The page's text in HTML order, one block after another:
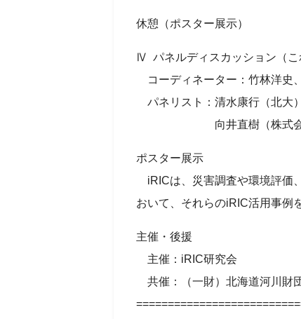
休憩（ポスター展示）
Ⅳ パネルディスカッション（こ
コーディネーター：竹林洋史
パネリスト：清水康行（北大
向井直樹（株式会社ド
ポスター展示
iRICは、災害調査や環境評価
おいて、それらのiRIC活用事例
主催・後援
主催：iRIC研究会
共催：（一財）北海道河川財